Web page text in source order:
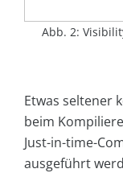
Abb. 2:
Etwas seltener
beim
Just-in-time-
ausgeführt